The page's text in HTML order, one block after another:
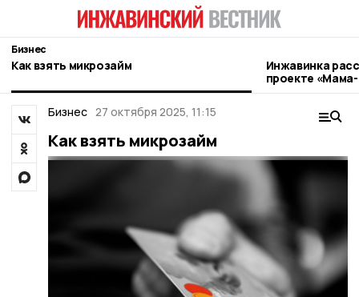
Бизнес
Как взять микрозайм
Инжавинка
проекте
Бизнес 27 октября 2025, 11:15
Как взять микрозайм